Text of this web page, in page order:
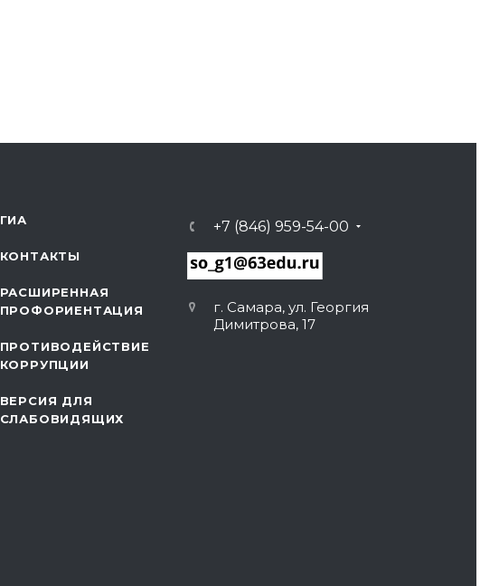
ГИА
КОНТАКТЫ
РАСШИРЕННАЯ
ПРОФОРИЕНТАЦИЯ
ПРОТИВОДЕЙСТВИЕ
КОРРУПЦИИ
ВЕРСИЯ ДЛЯ
СЛАБОВИДЯЩИХ
+7 (846) 959-54-00
г. Самара, ул. Георгия
Димитрова, 17